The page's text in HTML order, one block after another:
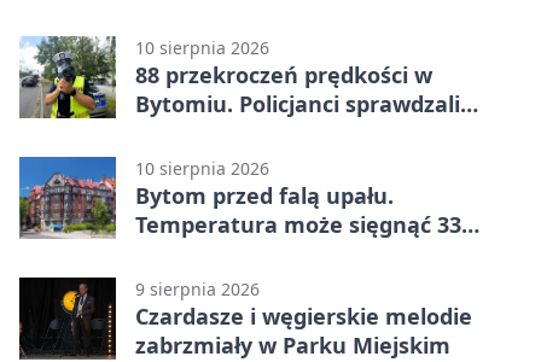
10 sierpnia 2026
88 przekroczeń prędkości w
Bytomiu. Policjanci sprawdzali
10 sierpnia 2026
Bytom przed falą upału.
Temperatura może sięgnąć 33
9 sierpnia 2026
Czardasze i węgierskie melodie
zabrzmiały w Parku Miejskim